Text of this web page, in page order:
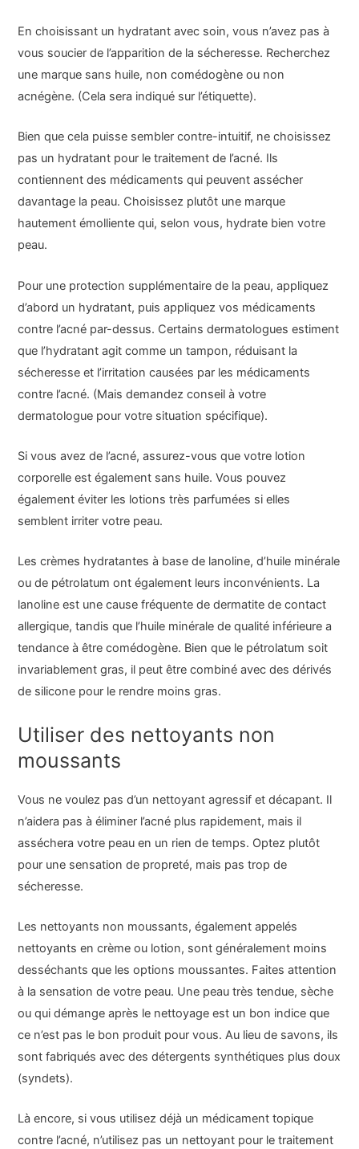
En choisissant un hydratant avec soin, vous n’avez pas à
vous soucier de l’apparition de la sécheresse. Recherchez
une marque sans huile, non comédogène ou non
acnégène. (Cela sera indiqué sur l’étiquette).
Bien que cela puisse sembler contre-intuitif, ne choisissez
pas un hydratant pour le traitement de l’acné. Ils
contiennent des médicaments qui peuvent assécher
davantage la peau. Choisissez plutôt une marque
hautement émolliente qui, selon vous, hydrate bien votre
peau.
Pour une protection supplémentaire de la peau, appliquez
d’abord un hydratant, puis appliquez vos médicaments
contre l’acné par-dessus. Certains dermatologues estiment
que l’hydratant agit comme un tampon, réduisant la
sécheresse et l’irritation causées par les médicaments
contre l’acné. (Mais demandez conseil à votre
dermatologue pour votre situation spécifique).
Si vous avez de l’acné, assurez-vous que votre lotion
corporelle est également sans huile. Vous pouvez
également éviter les lotions très parfumées si elles
semblent irriter votre peau.
Les crèmes hydratantes à base de lanoline, d’huile minérale
ou de pétrolatum ont également leurs inconvénients. La
lanoline est une cause fréquente de dermatite de contact
allergique, tandis que l’huile minérale de qualité inférieure a
tendance à être comédogène. Bien que le pétrolatum soit
invariablement gras, il peut être combiné avec des dérivés
de silicone pour le rendre moins gras.
Utiliser des nettoyants non
moussants
Vous ne voulez pas d’un nettoyant agressif et décapant. Il
n’aidera pas à éliminer l’acné plus rapidement, mais il
asséchera votre peau en un rien de temps. Optez plutôt
pour une sensation de propreté, mais pas trop de
sécheresse.
Les nettoyants non moussants, également appelés
nettoyants en crème ou lotion, sont généralement moins
desséchants que les options moussantes. Faites attention
à la sensation de votre peau. Une peau très tendue, sèche
ou qui démange après le nettoyage est un bon indice que
ce n’est pas le bon produit pour vous. Au lieu de savons, ils
sont fabriqués avec des détergents synthétiques plus doux
(syndets).
Là encore, si vous utilisez déjà un médicament topique
contre l’acné, n’utilisez pas un nettoyant pour le traitement